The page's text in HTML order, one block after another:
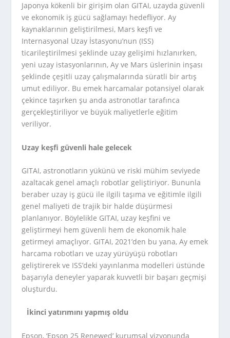
Japonya kökenli bir girişim olan GITAI, uzayda güvenli
ve ekonomik iş gücü sağlamayı hedefliyor. Ay
kaynaklarının geliştirilmesi, Mars keşfi ve
Internasyonal Uzay İstasyonu’nun (ISS)
ticarileştirilmesi şeklinde uzay gelişimi hızlanırken,
yeni uzay istasyonlarının, Ay ve Mars üslerinin inşası
şeklinde çeşitli uzay çalışmalarında süratli bir artış
umut ediliyor. Bu emek harcamalar potansiyel olarak
çekince taşırken şu anda astronotlar tarafınca
gerçekleştiriliyor ve büyük maliyetlerle eğitim
veriliyor.
Uzay keşfi güvenli hale gelecek
GITAI, astronotların yükünü ve riski mühim seviyede
azaltacak genel amaçlı robotlar geliştiriyor. Bununla
beraber uzay iş gücü ile ilgili taşıma ve eğitimle ilgili
genel maliyeti de trajik bir halde düşürmesi
planlanıyor. Böylelikle GITAI, uzay keşfini ve
geliştirmeyi hem güvenli hem de ekonomik hale
getirmeyi amaçlıyor. GITAI, 2021’den bu yana, Ay emek
harcama robotları ve uzay yürüyüşü robotları
geliştirerek ve ISS’deki yayınlanma modelleri üstünde
başarıyla deneyler yaparak kuvvetli bir başarı geçmişi
oluşturdu.
İkinci yatırımını yapmış oldu
Epson, ‘Epson 25 Renewed’ kurumsal vizyonunda